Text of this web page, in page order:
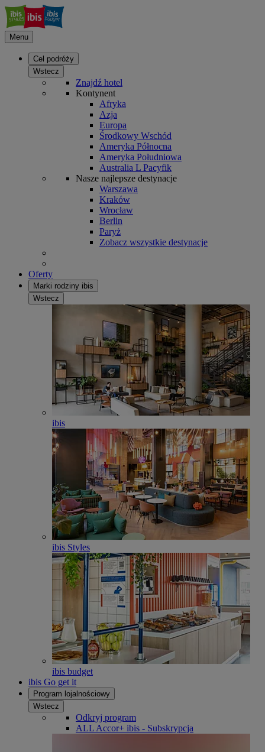
Menu
Cel podróży
Wstecz
Znajdź hotel
Kontynent
Afryka
Azja
Europa
Środkowy Wschód
Ameryka Północna
Ameryka Południowa
Australia L Pacyfik
Nasze najlepsze destynacje
Warszawa
Kraków
Wrocław
Berlin
Paryż
Zobacz wszystkie destynacje
Oferty
Marki rodziny ibis
Wstecz
ibis
ibis Styles
ibis budget
ibis Go get it
Program lojalnościowy
Wstecz
Odkryj program
ALL Accor+ ibis - Subskrypcja